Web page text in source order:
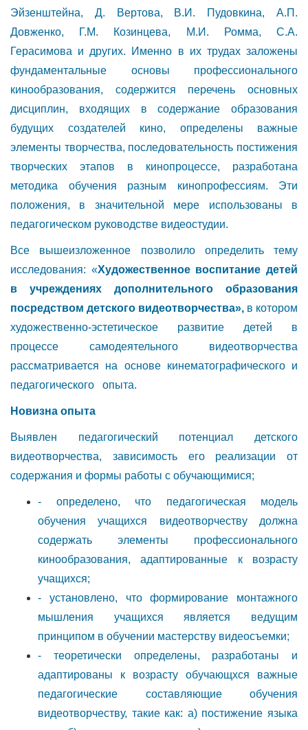
Эйзенштейна, Д. Вертова, В.И. Пудовкина, А.П.
Довженко, Г.М. Козинцева, М.И. Ромма, С.А.
Герасимова и других. Именно в их трудах заложены
фундаментальные основы профессионального
кинообразования, содержится перечень основных
дисциплин, входящих в содержание образования
будущих создателей кино, определены важные
элементы творчества, последовательность постижения
творческих этапов в кинопроцессе, разработана
методика обучения разным кинопрофессиям. Эти
положения, в значительной мере использованы в
педагогическом руководстве видеостудии.
Все вышеизложенное позволило определить тему
исследования: «Художественное воспитание детей
в учреждениях дополнительного образования
посредством детского видеотворчества», в котором
художественно-эстетическое развитие детей в
процессе самодеятельного видеотворчества
рассматривается на основе кинематографического и
педагогического опыта.
Новизна опыта
Выявлен педагогический потенциал детского
видеотворчества, зависимость его реализации от
содержания и формы работы с обучающимися;
- определено, что педагогическая модель
обучения учащихся видеотворчеству должна
содержать элементы профессионального
кинообразования, адаптированные к возрасту
учащихся;
- установлено, что формирование монтажного
мышления учащихся является ведущим
принципом в обучении мастерству видеосъемки;
- теоретически определены, разработаны и
адаптированы к возрасту обучающхся важные
педагогические составляющие обучения
видеотворчеству, такие как: а) постижение языка